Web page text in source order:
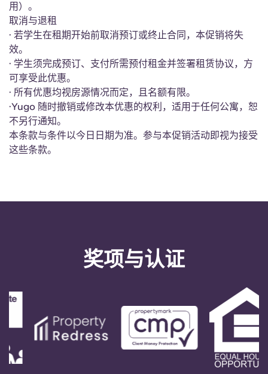
用）。
取消与退租
· 若学生在租期开始前取消预订或终止合同，本促销将失
效。
· 学生须完成预订、支付所需预付租金并签署租赁协议，方
可享受此优惠。
· 所有优惠均视房源情况而定，且名额有限。
·Yugo 随时撤销或修改本优惠的权利，适用于任何公寓，恕
不另行通知。
本条款与条件以今日日期为准。参与本促销活动即视为接受
这些条款。
奖项与认证